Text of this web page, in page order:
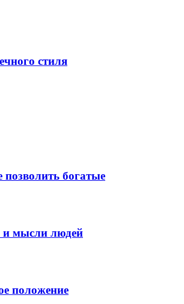
стиля
богатые
и мысли людей
положение